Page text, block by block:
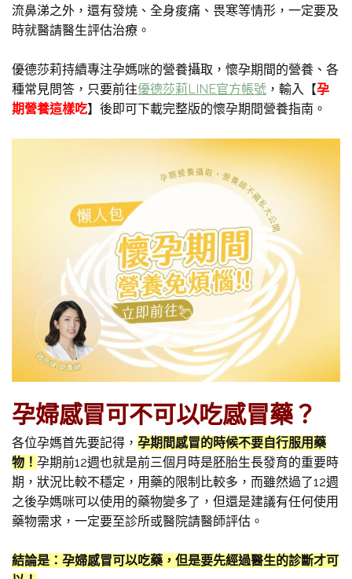
流鼻涕之外，還有發燒、全身痠痛、畏寒等情形，一定要及
時就醫請醫生評估治療。
優德莎莉持續專注孕媽咪的營養攝取，懷孕期間的營養、各
種常見問答，只要前往優德莎莉LINE官方帳號 ，輸入【孕
期營養這樣吃】後即可下載完整版的懷孕期間營養指南。
孕婦感冒可不可以吃感冒藥？
各位孕媽首先要記得， 孕期間感冒的時候不要自行服用藥
物！ 孕期前12週也就是前三個月時是胚胎生長發育的重要時
期，狀況比較不穩定，用藥的限制比較多，而雖然過了12週
之後孕媽咪可以使用的藥物變多了，但還是建議有任何使用
藥物需求，一定要至診所或醫院請醫師評估。
結論是：孕婦感冒可以吃藥，但是要先經過醫生的診斷才可